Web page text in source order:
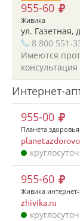
955-60
Живика
ул. Газетная,
8 800 551-
Имеются
Интернет-
955-00
Планета
955-60
Живика интернет-
zhivika.ru